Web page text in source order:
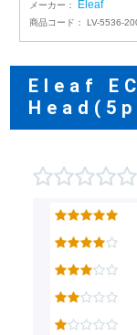
メーカー： Eleaf
商品コード： LV-5536-
Eleaf